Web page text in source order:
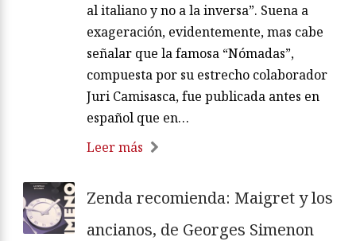
al italiano y no a la inversa”. Suena a
exageración, evidentemente, mas cabe
señalar que la famosa “Nómadas”,
compuesta por su estrecho colaborador
Juri Camisasca, fue publicada antes en
español que en…
Leer más
Zenda recomienda: Maigret y los
ancianos, de Georges Simenon